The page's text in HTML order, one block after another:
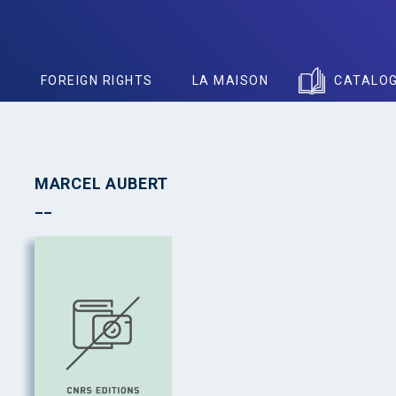
FOREIGN RIGHTS LA MAISON
MARCEL AUBERT